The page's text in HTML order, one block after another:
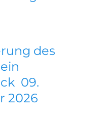
des
09.
2026